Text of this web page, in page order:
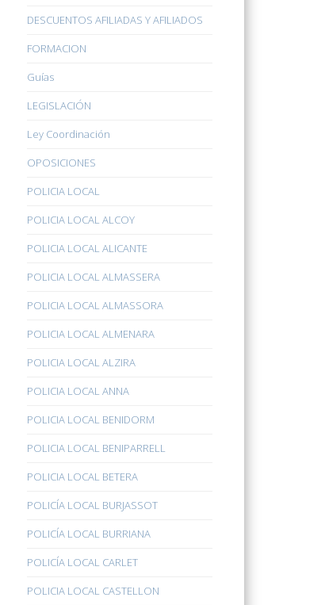
DESCUENTOS AFILIADAS Y AFILIADOS
FORMACION
Guías
LEGISLACIÓN
Ley Coordinación
OPOSICIONES
POLICIA LOCAL
POLICIA LOCAL ALCOY
POLICIA LOCAL ALICANTE
POLICIA LOCAL ALMASSERA
POLICIA LOCAL ALMASSORA
POLICIA LOCAL ALMENARA
POLICIA LOCAL ALZIRA
POLICIA LOCAL ANNA
POLICIA LOCAL BENIDORM
POLICIA LOCAL BENIPARRELL
POLICIA LOCAL BETERA
POLICÍA LOCAL BURJASSOT
POLICÍA LOCAL BURRIANA
POLICÍA LOCAL CARLET
POLICIA LOCAL CASTELLON